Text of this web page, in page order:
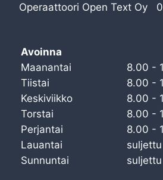
Operaattoori Open Text Oy
Avoinna
Maanantai
8.00 -
Tiistai
8.00 -
Keskiviikko
8.00 -
Torstai
8.00 -
Perjantai
8.00 -
Lauantai
suljettu
Sunnuntai
suljettu